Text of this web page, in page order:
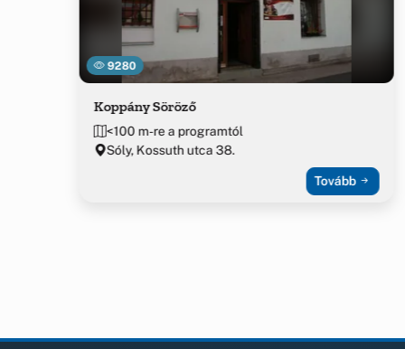
9280
Koppány Söröző
<100 m-re a programtól
Sóly, Kossuth utca 38.
Tovább